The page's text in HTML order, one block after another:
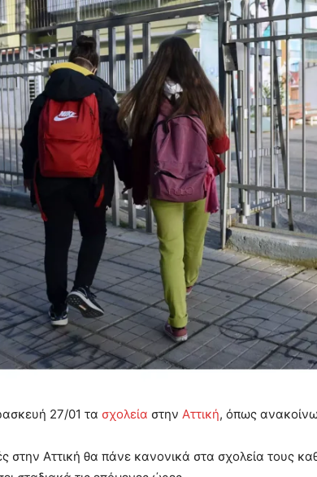
27/01 τα σχολεία στην Αττική, όπως
στην Αττική θα πάνε κανονικά στα σχολεία τους